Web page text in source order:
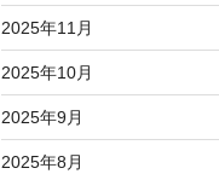
2025年11月
2025年10月
2025年9月
2025年8月